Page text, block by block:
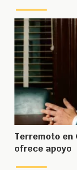
Terremoto en
ofrece apoyo